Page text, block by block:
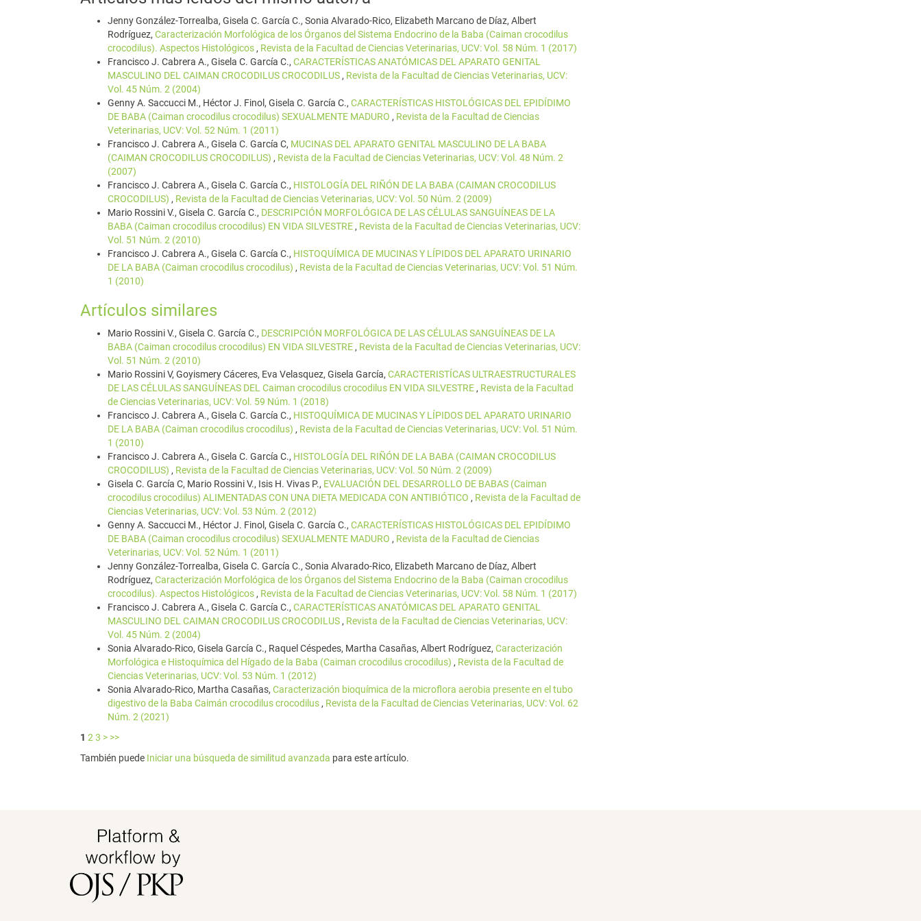
Jenny González-Torrealba, Gisela C. García C., Sonia Alvarado-Rico, Elizabeth Marcano de Díaz, Albert
Rodríguez, Caracterización Morfológica de los Órganos del Sistema Endocrino de la Baba (Caiman crocodilus
crocodilus). Aspectos Histológicos , Revista de la Facultad de Ciencias Veterinarias, UCV: Vol. 58 Núm. 1 (2017)
Francisco J. Cabrera A., Gisela C. García C., CARACTERÍSTICAS ANATÓMICAS DEL APARATO GENITAL
MASCULINO DEL CAIMAN CROCODILUS CROCODILUS , Revista de la Facultad de Ciencias Veterinarias, UCV:
Vol. 45 Núm. 2 (2004)
Genny A. Saccucci M., Héctor J. Finol, Gisela C. García C., CARACTERÍSTICAS HISTOLÓGICAS DEL EPIDÍDIMO
DE BABA (Caiman crocodilus crocodilus) SEXUALMENTE MADURO , Revista de la Facultad de Ciencias
Veterinarias, UCV: Vol. 52 Núm. 1 (2011)
Francisco J. Cabrera A., Gisela C. García C, MUCINAS DEL APARATO GENITAL MASCULINO DE LA BABA
(CAIMAN CROCODILUS CROCODILUS) , Revista de la Facultad de Ciencias Veterinarias, UCV: Vol. 48 Núm. 2
(2007)
Francisco J. Cabrera A., Gisela C. García C., HISTOLOGÍA DEL RIÑÓN DE LA BABA (CAIMAN CROCODILUS
CROCODILUS) , Revista de la Facultad de Ciencias Veterinarias, UCV: Vol. 50 Núm. 2 (2009)
Mario Rossini V., Gisela C. García C., DESCRIPCIÓN MORFOLÓGICA DE LAS CÉLULAS SANGUÍNEAS DE LA
BABA (Caiman crocodilus crocodilus) EN VIDA SILVESTRE , Revista de la Facultad de Ciencias Veterinarias, UCV:
Vol. 51 Núm. 2 (2010)
Francisco J. Cabrera A., Gisela C. García C., HISTOQUÍMICA DE MUCINAS Y LÍPIDOS DEL APARATO URINARIO
DE LA BABA (Caiman crocodilus crocodilus) , Revista de la Facultad de Ciencias Veterinarias, UCV: Vol. 51 Núm.
1 (2010)
Artículos similares
Mario Rossini V., Gisela C. García C., DESCRIPCIÓN MORFOLÓGICA DE LAS CÉLULAS SANGUÍNEAS DE LA
BABA (Caiman crocodilus crocodilus) EN VIDA SILVESTRE , Revista de la Facultad de Ciencias Veterinarias, UCV:
Vol. 51 Núm. 2 (2010)
Mario Rossini V, Goyismery Cáceres, Eva Velasquez, Gisela García, CARACTERISTÍCAS ULTRAESTRUCTURALES
DE LAS CÉLULAS SANGUÍNEAS DEL Caiman crocodilus crocodilus EN VIDA SILVESTRE , Revista de la Facultad
de Ciencias Veterinarias, UCV: Vol. 59 Núm. 1 (2018)
Francisco J. Cabrera A., Gisela C. García C., HISTOQUÍMICA DE MUCINAS Y LÍPIDOS DEL APARATO URINARIO
DE LA BABA (Caiman crocodilus crocodilus) , Revista de la Facultad de Ciencias Veterinarias, UCV: Vol. 51 Núm.
1 (2010)
Francisco J. Cabrera A., Gisela C. García C., HISTOLOGÍA DEL RIÑÓN DE LA BABA (CAIMAN CROCODILUS
CROCODILUS) , Revista de la Facultad de Ciencias Veterinarias, UCV: Vol. 50 Núm. 2 (2009)
Gisela C. García C, Mario Rossini V., Isis H. Vivas P., EVALUACIÓN DEL DESARROLLO DE BABAS (Caiman
crocodilus crocodilus) ALIMENTADAS CON UNA DIETA MEDICADA CON ANTIBIÓTICO , Revista de la Facultad de
Ciencias Veterinarias, UCV: Vol. 53 Núm. 2 (2012)
Genny A. Saccucci M., Héctor J. Finol, Gisela C. García C., CARACTERÍSTICAS HISTOLÓGICAS DEL EPIDÍDIMO
DE BABA (Caiman crocodilus crocodilus) SEXUALMENTE MADURO , Revista de la Facultad de Ciencias
Veterinarias, UCV: Vol. 52 Núm. 1 (2011)
Jenny González-Torrealba, Gisela C. García C., Sonia Alvarado-Rico, Elizabeth Marcano de Díaz, Albert
Rodríguez, Caracterización Morfológica de los Órganos del Sistema Endocrino de la Baba (Caiman crocodilus
crocodilus). Aspectos Histológicos , Revista de la Facultad de Ciencias Veterinarias, UCV: Vol. 58 Núm. 1 (2017)
Francisco J. Cabrera A., Gisela C. García C., CARACTERÍSTICAS ANATÓMICAS DEL APARATO GENITAL
MASCULINO DEL CAIMAN CROCODILUS CROCODILUS , Revista de la Facultad de Ciencias Veterinarias, UCV:
Vol. 45 Núm. 2 (2004)
Sonia Alvarado-Rico, Gisela García C., Raquel Céspedes, Martha Casañas, Albert Rodríguez, Caracterización
Morfológica e Histoquímica del Hígado de la Baba (Caiman crocodilus crocodilus) , Revista de la Facultad de
Ciencias Veterinarias, UCV: Vol. 53 Núm. 1 (2012)
Sonia Alvarado-Rico, Martha Casañas, Caracterización bioquímica de la microflora aerobia presente en el tubo
digestivo de la Baba Caimán crocodilus crocodilus , Revista de la Facultad de Ciencias Veterinarias, UCV: Vol. 62
Núm. 2 (2021)
1 2 3 > >>
También puede Iniciar una búsqueda de similitud avanzada para este artículo.